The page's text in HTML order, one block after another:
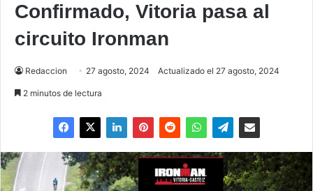
Confirmado, Vitoria pasa al
circuito Ironman
Redaccion 27 agosto, 2024 Actualizado el 27 agosto, 2024
2 minutos de lectura